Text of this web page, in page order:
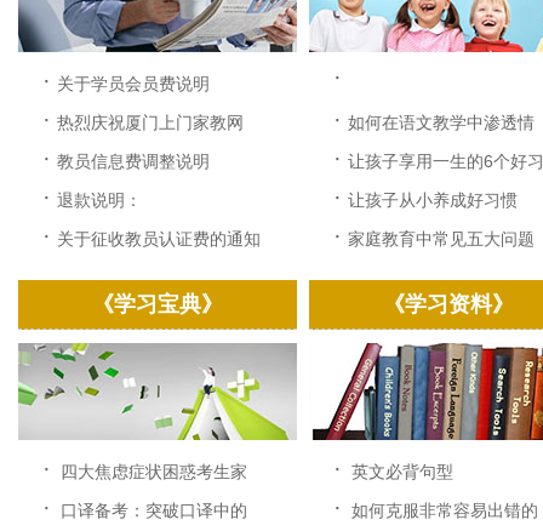
· 关于学员会员费说明
· 热烈庆祝厦门上门家教网
改...
· 教员信息费调整说明
· 退款说明：
· 关于征收教员认证费的通知
·
· 如何在语文教学中渗透情
感...
· 让孩子享用一生的6个好
· 让孩子从小养成好习惯
· 家庭教育中常见五大问题
《学习宝典》
· 四大焦虑症状困惑考生家
长...
· 口译备考：突破口译中的
《学习资料》
· 英文必背句型
· 如何克服非常容易出错的